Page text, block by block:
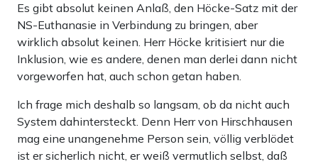
Es gibt absolut keinen Anlaß, den Höcke-Satz mit der
NS-Euthanasie in Verbindung zu bringen, aber
wirklich absolut keinen. Herr Höcke kritisiert nur die
Inklusion, wie es andere, denen man derlei dann nicht
vorgeworfen hat, auch schon getan haben.
Ich frage mich deshalb so langsam, ob da nicht auch
System dahintersteckt. Denn Herr von Hirschhausen
mag eine unangenehme Person sein, völlig verblödet
ist er sicherlich nicht, er weiß vermutlich selbst, daß